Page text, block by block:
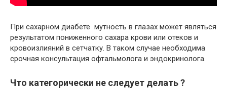
При сахарном диабете мутность в глазах может являться
результатом пониженного сахара крови или отеков и
кровоизлияний в сетчатку. В таком случае необходима
срочная консультация офтальмолога и эндокринолога.
Что категорически не следует делать ?